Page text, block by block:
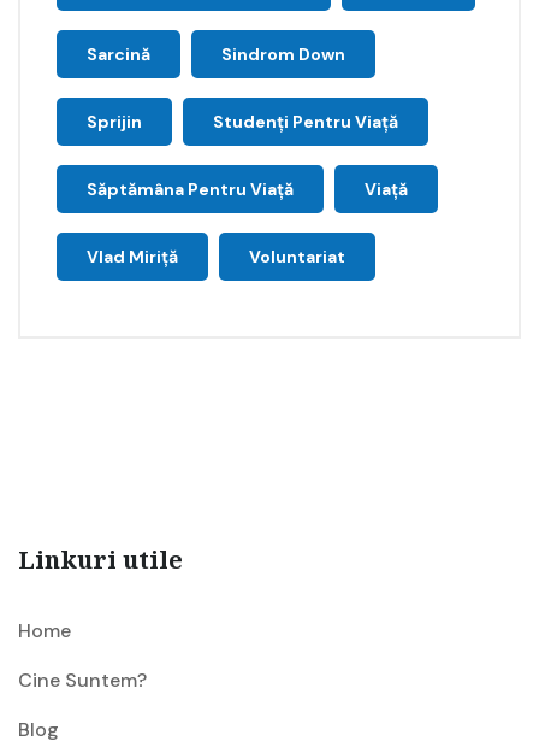
Sarcină Sindrom Down
Sprijin Studenți Pentru Viață
Săptămâna Pentru Viaţă Viață
Vlad Miriță Voluntariat
Linkuri utile
Home
Cine Suntem?
Blog